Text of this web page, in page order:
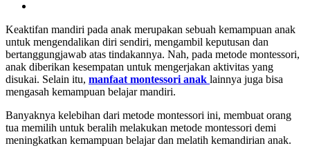
Keaktifan mandiri pada anak merupakan sebuah kemampuan anak
untuk mengendalikan diri sendiri, mengambil keputusan dan
bertanggungjawab atas tindakannya. Nah, pada metode montessori,
anak diberikan kesempatan untuk mengerjakan aktivitas yang
disukai. Selain itu, manfaat montessori anak lainnya juga bisa
mengasah kemampuan belajar mandiri.
Banyaknya kelebihan dari metode montessori ini, membuat orang
tua memilih untuk beralih melakukan metode montessori demi
meningkatkan kemampuan belajar dan melatih kemandirian anak.